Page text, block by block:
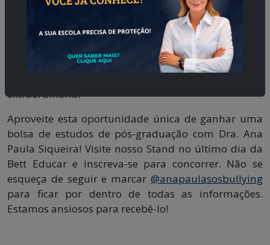
Então, educadores, não percam esta oportunidade
única de se tornarem alunos da Dra. Ana Paula
Siqueira com uma bolsa de estudos de pós-
graduação! Venha nos visitar no último dia da Bett
extraordinária.
Aproveite esta oportunidade única de ganhar uma
bolsa de estudos de pós-graduação com Dra. Ana
Paula Siqueira! Visite nosso Stand no último dia da
Bett Educar e inscreva-se para concorrer. Não se
esqueça de seguir e marcar @anapaulasosbullying
para ficar por dentro de todas as informações.
Estamos ansiosos para recebê-lo!